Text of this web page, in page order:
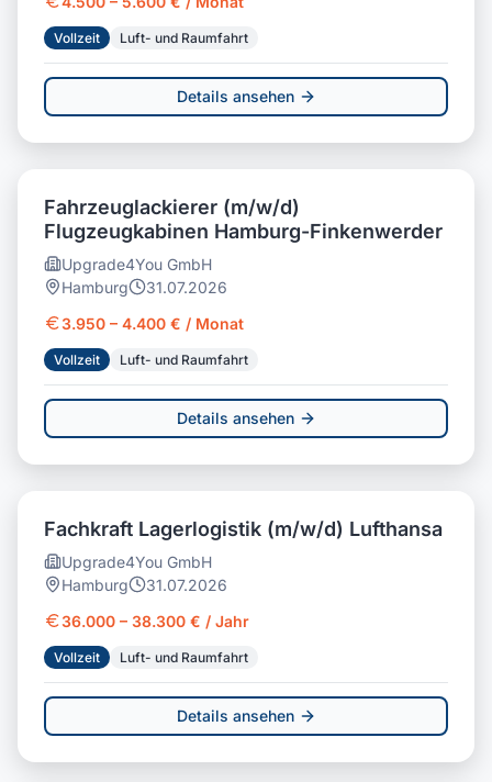
Vollzeit Luft- und Raumfahrt
Details ansehen
Fahrzeuglackierer (m/w/d)
Flugzeugkabinen Hamburg-Finkenwerder
Upgrade4You GmbH
Hamburg
31.07.2026
3.950 – 4.400 € / Monat
Vollzeit Luft- und Raumfahrt
Details ansehen
Fachkraft Lagerlogistik (m/w/d) Lufthansa
Upgrade4You GmbH
Hamburg
31.07.2026
36.000 – 38.300 € / Jahr
Vollzeit Luft- und Raumfahrt
Details ansehen